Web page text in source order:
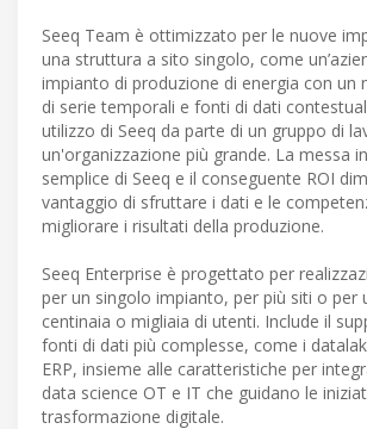
Seeq Team è ottimizzato per le nuove
una struttura a sito singolo, come
impianto di produzione di energia con un
di serie temporali e fonti di dati
utilizzo di Seeq da parte di un gruppo di
un'organizzazione più grande. La messa
semplice di Seeq e il conseguente ROI
vantaggio di sfruttare i dati e le
migliorare i risultati della produzione.
Seeq Enterprise è progettato per
per un singolo impianto, per più siti o per
centinaia o migliaia di utenti. Include il
fonti di dati più complesse, come i
ERP, insieme alle caratteristiche per
data science OT e IT che guidano le
trasformazione digitale.